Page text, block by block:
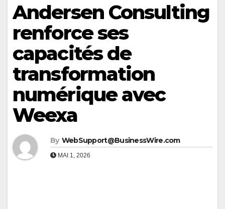
Andersen Consulting
renforce ses
capacités de
transformation
numérique avec
Weexa
By WebSupport@BusinessWire.com
MAI 1, 2026